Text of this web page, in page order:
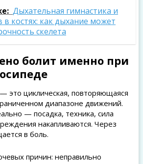
Дыхательная гимнастика и
костях: как дыхание может
скелета
болит именно при
это циклическая, повторяющаяся
диапазоне движений.
— посадка, техника, сила
накапливаются. Через
в боль.
причин: неправильно